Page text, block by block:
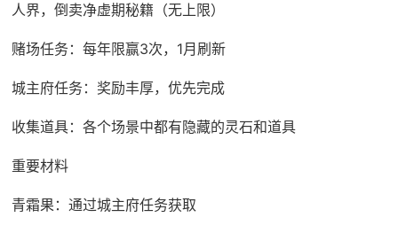
人界，倒卖净虚期秘籍（无上限）
赌场任务：每年限赢3次，1月刷新
城主府任务：奖励丰厚，优先完成
收集道具：各个场景中都有隐藏的灵石和道具
重要材料
青霜果：通过城主府任务获取